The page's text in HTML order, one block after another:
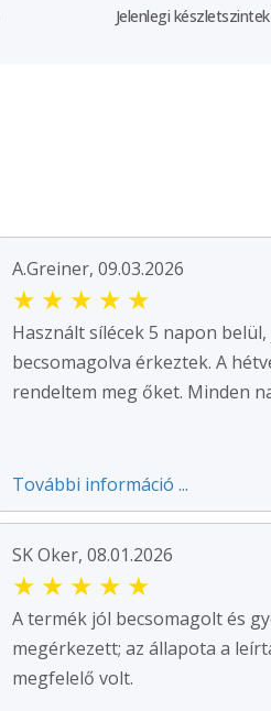
Jelenlegi készletszintek
A.Greiner, 09.03.2026
★ ★ ★ ★ ★
Használt sílécek 5 napon belül,
becsomagolva érkeztek. A
rendeltem meg őket. Minden
További információ ...
SK Oker, 08.01.2026
★ ★ ★ ★ ★
A termék jól becsomagolt és
megérkezett; az állapota a
megfelelő volt.